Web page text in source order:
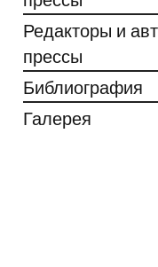
Редакторы и
прессы
Библиография
Галерея